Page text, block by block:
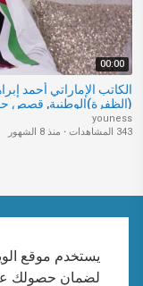
يستخدم موقع
لضمان حصولك
00:00
الكاتب الإماراتي أحمد
(الظفرة)الوطنية, قصص
youness
343 المشاهدات
· منذ 8 الشهور